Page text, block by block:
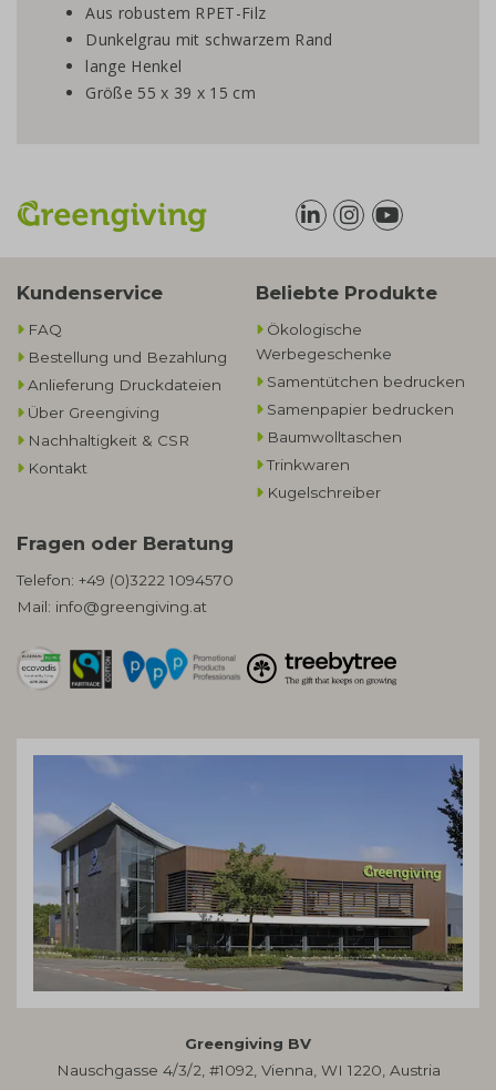
Aus robustem RPET-Filz
Dunkelgrau mit schwarzem Rand
lange Henkel
Größe 55 x 39 x 15 cm
Kundenservice
FAQ
Bestellung und Bezahlung
Anlieferung Druckdateien
Über Greengiving
Nachhaltigkeit & CSR
Kontakt
Beliebte Produkte
Ökologische
Werbegeschenke​
Samentütchen bedrucken
Samenpapier bedrucken
Baumwolltaschen​
Trinkwaren
Kugelschreiber
Fragen oder Beratung
Telefon: +49 (0)3222 1094570
Mail: info@greengiving.at
Greengiving BV
Nauschgasse 4/3/2, #1092, Vienna, WI 1220, Austria